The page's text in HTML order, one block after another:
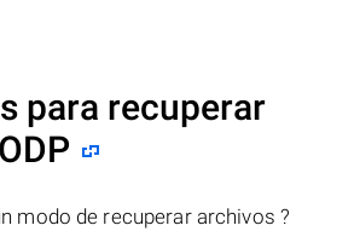
para recuperar
modo de recuperar archivos ?